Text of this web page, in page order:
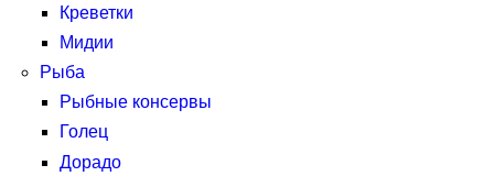
Креветки
Мидии
Рыба
Рыбные консервы
Голец
Дорадо